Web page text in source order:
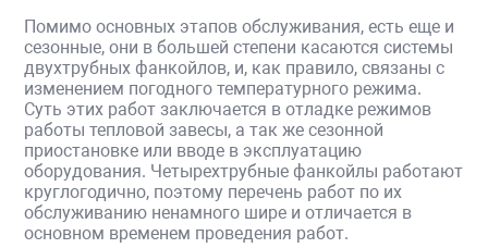
Помимо основных этапов обслуживания, есть еще и
сезонные, они в большей степени касаются системы
двухтрубных фанкойлов, и, как правило, связаны с
изменением погодного температурного режима.
Суть этих работ заключается в отладке режимов
работы тепловой завесы, а так же сезонной
приостановке или вводе в эксплуатацию
оборудования. Четырехтрубные фанкойлы работают
круглогодично, поэтому перечень работ по их
обслуживанию ненамного шире и отличается в
основном временем проведения работ.